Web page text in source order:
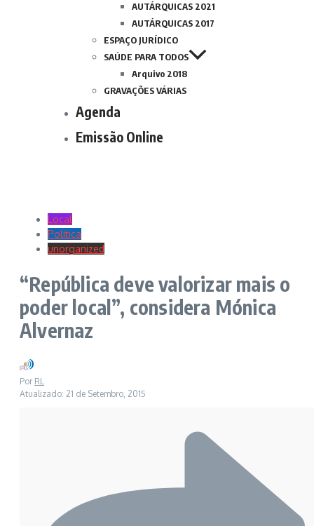
AUTÁRQUICAS 2021
AUTÁRQUICAS 2017
ESPAÇO JURÍDICO
SAÚDE PARA TODOS
Arquivo 2018
GRAVAÇÕES VÁRIAS
Agenda
Emissão Online
Local
Politica
unorganized
“República deve valorizar mais o
poder local”, considera Mónica
Alvernaz
Por RL
Atualizado: 21 de Setembro, 2015